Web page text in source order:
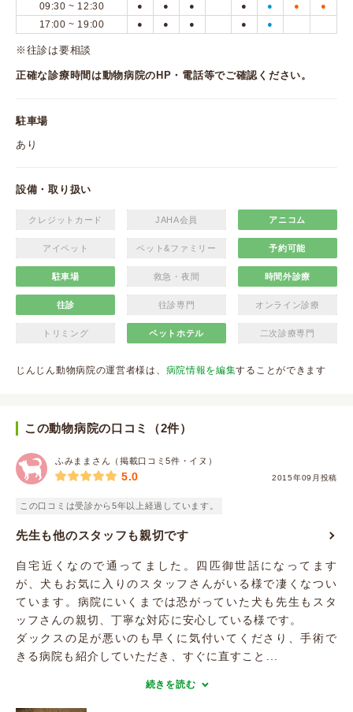
09:30 ~ 12:30
● ● ● ● ● ● ●
17:00 ~ 19:00 ● ● ● ● ●
※往診は要相談
正確な診療時間は動物病院のHP・電話等でご確認ください。
駐車場
あり
設備・取り扱い
クレジットカード JAHA会員 アニコム
アイペット ペット&ファミリー 予約可能
駐車場 救急・夜間 時間外診療
往診 往診専門 オンライン診療
トリミング ペットホテル 二次診療専門
じんじん動物病院の運営者様は、 病院情報を編集することができます
この動物病院の口コミ（2件）
ふみままさん（掲載口コミ5件・イヌ）
2015年09月投稿
5.0
この口コミは受診から5年以上経過しています。
先生も他のスタッフも親切です
自宅近くなので通ってました。四匹御世話になってます
が、犬もお気に入りのスタッフさんがいる様で凄くなつい
ています。病院にいくまでは恐がっていた犬も先生もスタ
ッフさんの親切、丁寧な対応に安心している様です。
ダックスの足が悪いのも早くに気付いてくださり、手術で
きる病院も紹介していただき、すぐに直すこと...
続きを読む